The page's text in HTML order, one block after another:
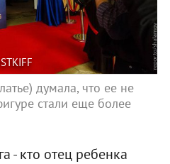
думала, что ее не
стали еще более
- кто отец ребенка